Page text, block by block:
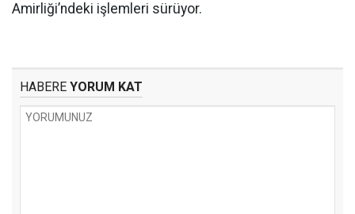
Amirliği’ndeki işlemleri sürüyor.
HABERE YORUM KAT